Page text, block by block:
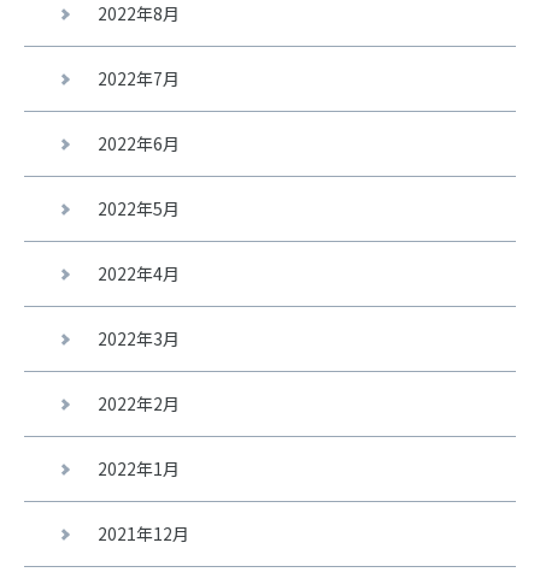
2022年8月
2022年7月
2022年6月
2022年5月
2022年4月
2022年3月
2022年2月
2022年1月
2021年12月